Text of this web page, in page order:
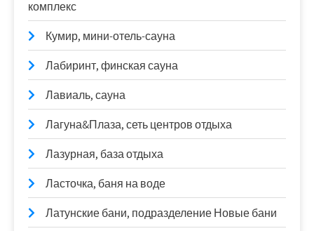
комплекс
Кумир, мини-отель-сауна
Лабиринт, финская сауна
Лавиаль, сауна
Лагуна&Плаза, сеть центров отдыха
Лазурная, база отдыха
Ласточка, баня на воде
Латунские бани, подразделение Новые бани